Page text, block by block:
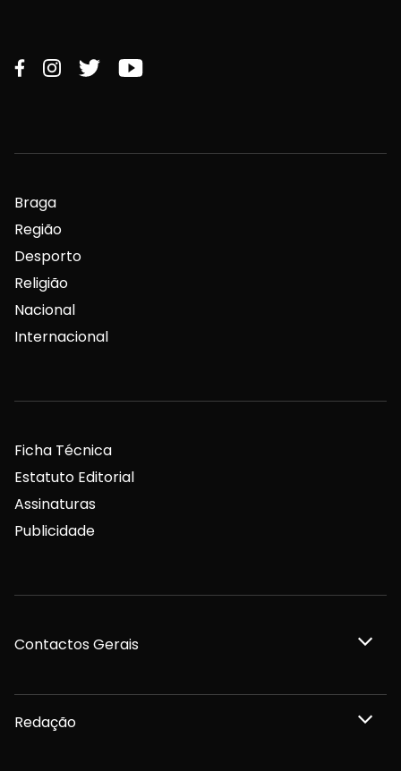
Braga
Região
Desporto
Religião
Nacional
Internacional
Ficha Técnica
Estatuto Editorial
Assinaturas
Publicidade
Contactos Gerais
Redação